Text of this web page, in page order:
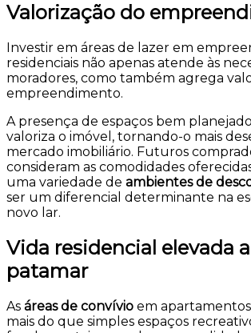
Valorização do
Investir em áreas de lazer em
residenciais não apenas atende às
moradores, como também agrega
empreendimento.
A presença de espaços bem
valoriza o imóvel, tornando-o mais
mercado imobiliário. Futuros
consideram as comodidades
uma variedade de ambientes de
ser um diferencial determinante na
novo lar.
Vida residencial elevada
patamar
As áreas de convívio em
mais do que simples espaços